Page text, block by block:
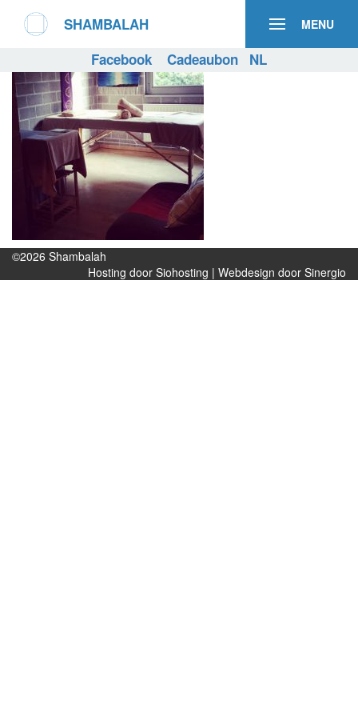
SHAMBALAH MENU
Facebook Cadeaubon NL
©2026 Shambalah
Hosting door Siohosting | Webdesign door Sinergio